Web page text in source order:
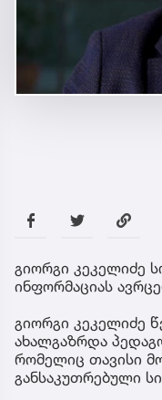
გიორგი კეკელიძე
ინფორმაციას
გიორგი კეკელიძე
ახალგაზრდა
რომელიც თავისი
განსაკუთრებული